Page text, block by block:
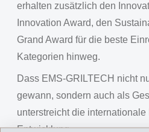
erhalten zusätzlich den
Innovation Award, den
Grand Award für die beste
Kategorien hinweg.
Dass EMS-GRILTECH nicht
gewann, sondern auch als
unterstreicht die
Entwicklung.